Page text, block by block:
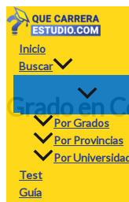
Ir
al
contenido
Inicio
Buscar
Por Grados
Por Provincias
Por
Test
Guía
Grado en